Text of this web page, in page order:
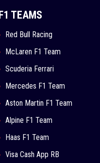
F1 TEAMS
Red Bull Racing
McLaren F1 Team
Scuderia Ferrari
Mercedes F1 Team
Aston Martin F1 Team
Alpine F1 Team
Haas F1 Team
Visa Cash App RB